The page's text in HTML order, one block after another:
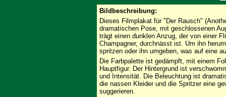
Bildbeschreibung:
Dieses Filmplakat für "Der Rausch"
dramatischen Pose, mit geschlossenen
trägt einen dunklen Anzug, der von einer
Champagner, durchnässt ist. Um ihn
spritzen oder ihn umgeben, was auf eine
Die Farbpalette ist gedämpft, mit einem
Hauptfigur. Der Hintergrund ist
und Intensität. Die Beleuchtung ist
die nassen Kleider und die Spritzer eine
suggerieren.